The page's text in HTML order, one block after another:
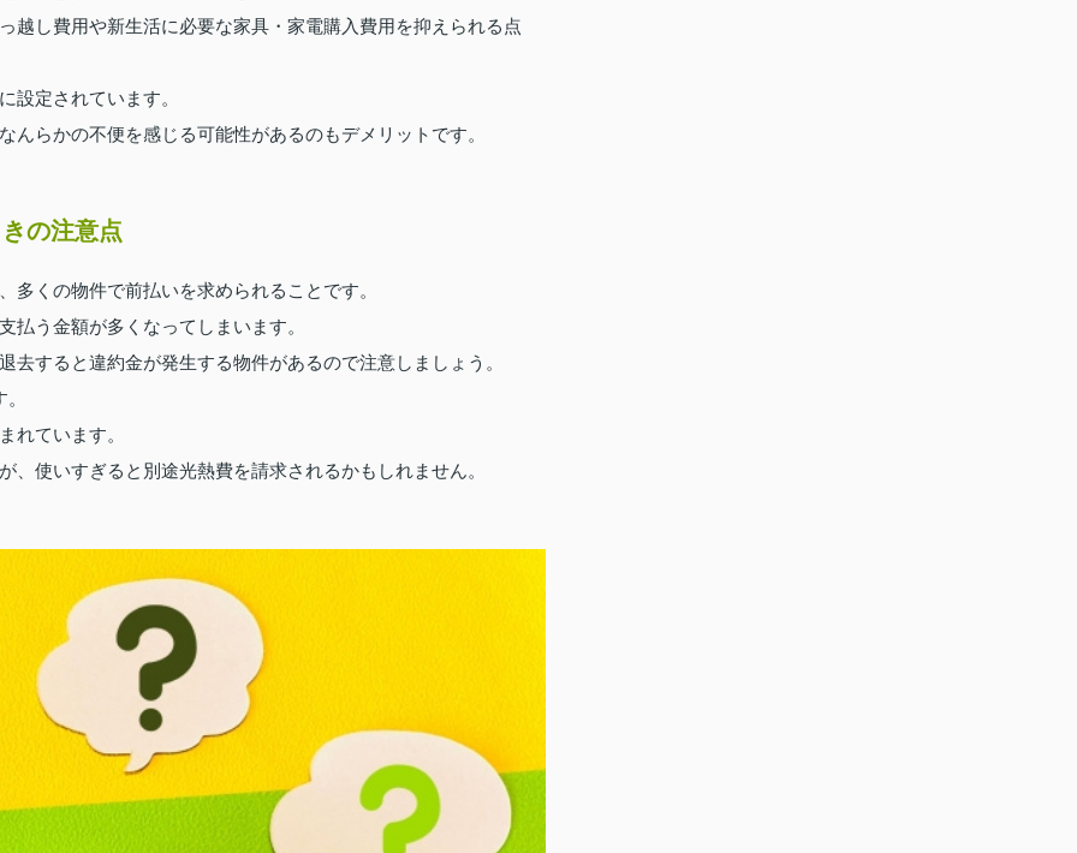
越し費用や新生活に必要な家具・家電購入費用を抑えられる点
設定されています。
らかの不便を感じる可能性があるのもデメリットです。
の注意点
くの物件で前払いを求められることです。
払う金額が多くなってしまいます。
すると違約金が発生する物件があるので注意しましょう。
れています。
使いすぎると別途光熱費を請求されるかもしれません。